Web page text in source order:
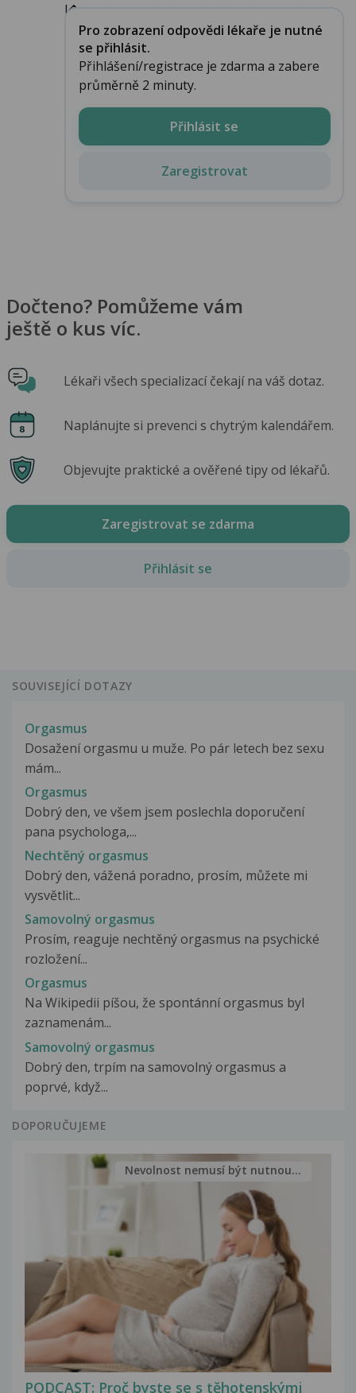
l�...
Pro zobrazení odpovědi lékaře je nutné
se přihlásit.
Přihlášení/registrace je zdarma a zabere
průměrně 2 minuty.
Přihlásit se
Zaregistrovat
Dočteno? Pomůžeme vám
ještě o kus víc.
Lékaři všech specializací čekají na váš dotaz.
Naplánujte si prevenci s chytrým kalendářem.
Objevujte praktické a ověřené tipy od lékařů.
Zaregistrovat se zdarma
Přihlásit se
SOUVISEJÍCÍ DOTAZY
Orgasmus
Dosažení orgasmu u muže. Po pár letech bez sexu
mám...
Orgasmus
Dobrý den, ve všem jsem poslechla doporučení
pana psychologa,...
Nechtěný orgasmus
Dobrý den, vážená poradno, prosím, můžete mi
vysvětlit...
Samovolný orgasmus
Prosím, reaguje nechtěný orgasmus na psychické
rozložení...
Orgasmus
Na Wikipedii píšou, že spontánní orgasmus byl
zaznamenám...
Samovolný orgasmus
Dobrý den, trpím na samovolný orgasmus a
poprvé, když...
DOPORUČUJEME
PODCAST: Proč byste se s těhotenskými
Nevolnost nemusí být nutnou...